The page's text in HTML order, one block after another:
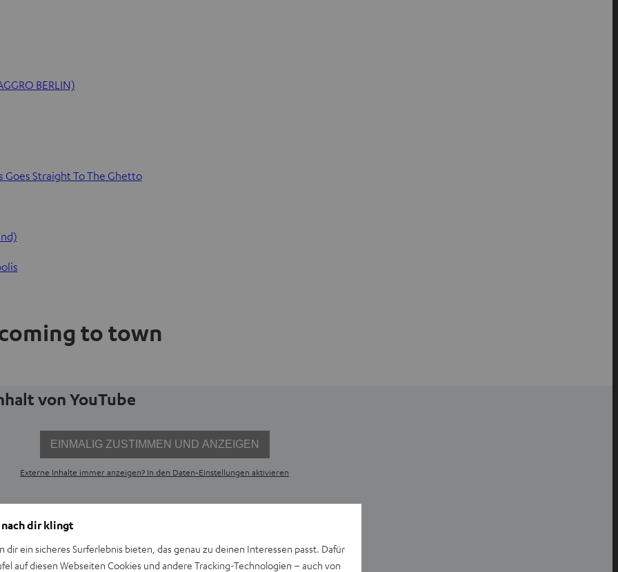
BERLIN)
Goes Straight To The Ghetto
to town
von YouTube
EINMALIG ZUSTIMMEN UND ANZEIGEN
Externe Inhalte immer anzeigen? In den Daten‑Einstellungen aktivieren
nach dir klingt
dir ein sicheres Surferlebnis bieten, das genau zu deinen Interessen passt. Dafür
auf diesen Webseiten Cookies und andere Tracking-Technologien – auch von